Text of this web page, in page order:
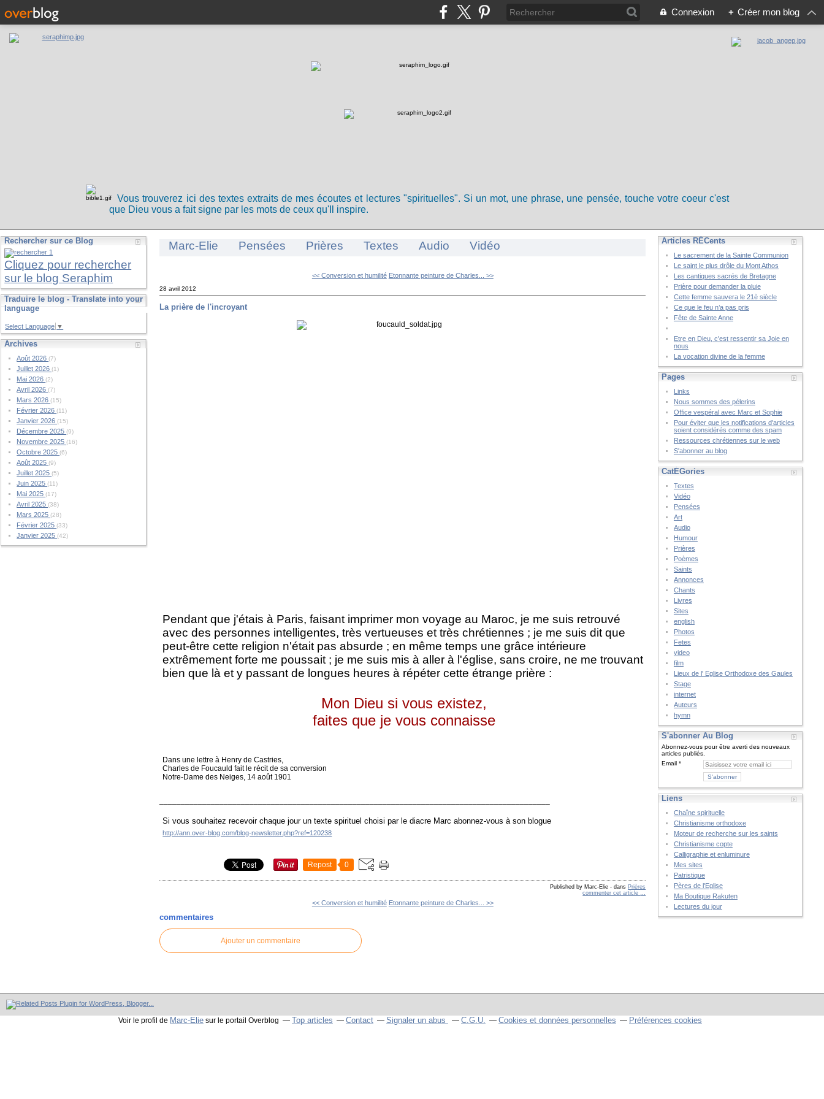
Connexion + Créer mon blog
Vous trouverez ici des textes extraits de mes écoutes et lectures "spirituelles". Si un mot, une phrase, une pensée, touche votre coeur c'est
que Dieu vous a fait signe par les mots de ceux qu'Il inspire.
Rechercher sur ce Blog
Cliquez pour rechercher
sur le blog Seraphim
Traduire le blog - Translate into your
language
Select Language ▼
Archives
Août 2026(7)
Juillet 2026(1)
Mai 2026(2)
Avril 2026(7)
Mars 2026(15)
Février 2026(11)
Janvier 2026(15)
Décembre 2025(9)
Novembre 2025(16)
Octobre 2025(6)
Août 2025(9)
Juillet 2025(5)
Juin 2025(11)
Mai 2025(17)
Avril 2025(38)
Mars 2025(28)
Février 2025(33)
Janvier 2025(42)
Marc-Elie Pensées Prières Textes Audio Vidéo
<< Conversion et humilité Etonnante peinture de Charles... >>
28 avril 2012
La prière de l'incroyant
Pendant que j'étais à Paris, faisant imprimer mon voyage au Maroc, je me suis retrouvé
avec des personnes intelligentes, très vertueuses et très chrétiennes ; je me suis dit que
peut-être cette religion n'était pas absurde ; en même temps une grâce intérieure
extrêmement forte me poussait ; je me suis mis à aller à l'église, sans croire, ne me trouvant
bien que là et y passant de longues heures à répéter cette étrange prière :
Mon Dieu si vous existez,
faites que je vous connaisse
Dans une lettre à Henry de Castries,
Charles de Foucauld fait le récit de sa conversion
Notre-Dame des Neiges, 14 août 1901
Si vous souhaitez recevoir chaque jour un texte spirituel choisi par le diacre Marc abonnez-vous à son blogue
http://ann.over-blog.com/blog-newsletter.php?ref=120238
Repost 0
Published by Marc-Elie - dans Prières
commenter cet article
<< Conversion et humilité Etonnante peinture de Charles... >>
commentaires
Ajouter un commentaire
Articles RÉCents
Le sacrement de la Sainte Communion
Le saint le plus drôle du Mont Athos
Les cantiques sacrés de Bretagne
Prière pour demander la pluie
Cette femme sauvera le 21è siècle
Ce que le feu n’a pas pris
Fête de Sainte Anne
Etre en Dieu, c'est ressentir sa Joie en
nous
La vocation divine de la femme
Pages
Links
Nous sommes des pélerins
Office vespéral avec Marc et Sophie
Pour éviter que les notifications d'articles
soient considérés comme des spam
Ressources chrétiennes sur le web
S'abonner au blog
CatÉGories
Textes
Vidéo
Pensées
Art
Audio
Humour
Prières
Poèmes
Saints
Annonces
Chants
Livres
Sites
english
Photos
Fetes
video
film
Lieux de l' Eglise Orthodoxe des Gaules
Stage
internet
Auteurs
hymn
S'abonner Au Blog
Abonnez-vous pour être averti des nouveaux
articles publiés.
Email
Liens
Chaîne spirituelle
Christianisme orthodoxe
Moteur de recherche sur les saints
Christianisme copte
Calligraphie et enluminure
Mes sites
Patristique
Pères de l'Eglise
Ma Boutique Rakuten
Lectures du jour
Voir le profil de Marc-Elie sur le portail Overblog Top articles Contact Signaler un abus C.G.U. Cookies et données personnelles Préférences cookies